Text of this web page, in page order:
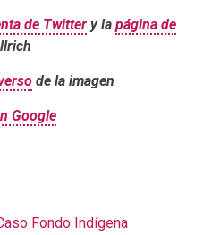
de Twitter y la página de
de la imagen
Google
Fondo Indígena